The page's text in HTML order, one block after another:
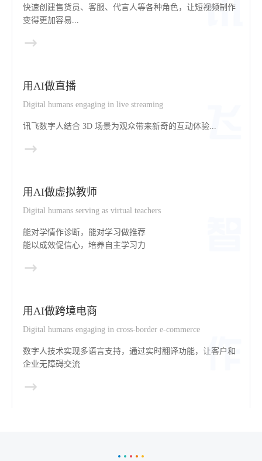
快速创建售货员、客服、代言人等各种角色，让短视频制作
变得更加容易...
用AI做直播
Digital humans engaging in live streaming
讯飞数字人结合 3D 场景为观众带来新奇的互动体验...
用AI做虚拟教师
Digital humans serving as virtual teachers
能对学情作诊断，能对学习做推荐
能以成效促信心，培养自主学习力
用AI做跨境电商
Digital humans engaging in cross-border e-commerce
数字人技术实现多语言支持，通过实时翻译功能，让客户和
企业无障碍交流